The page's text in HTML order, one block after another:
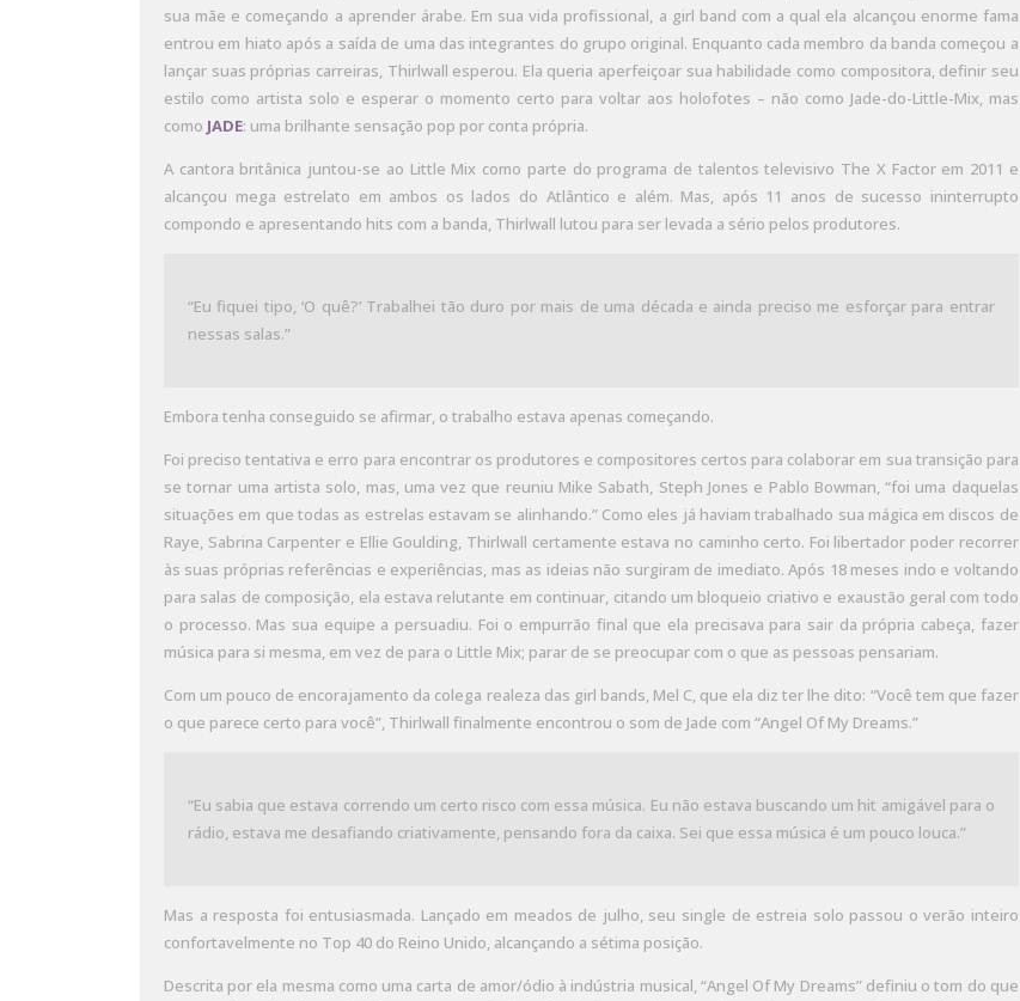
sua mãe e começando a aprender árabe. Em sua vida profissional, a girl band com a qual ela alcançou enorme fama
entrou em hiato após a saída de uma das integrantes do grupo original. Enquanto cada membro da banda começou a
lançar suas próprias carreiras, Thirlwall esperou. Ela queria aperfeiçoar sua habilidade como compositora, definir seu
estilo como artista solo e esperar o momento certo para voltar aos holofotes – não como Jade-do-Little-Mix, mas
como JADE: uma brilhante sensação pop por conta própria.
A cantora britânica juntou-se ao Little Mix como parte do programa de talentos televisivo The X Factor em 2011 e
alcançou mega estrelato em ambos os lados do Atlântico e além. Mas, após 11 anos de sucesso ininterrupto
compondo e apresentando hits com a banda, Thirlwall lutou para ser levada a sério pelos produtores.
“Eu fiquei tipo, ‘O quê?’ Trabalhei tão duro por mais de uma década e ainda preciso me esforçar para entrar
nessas salas.”
Embora tenha conseguido se afirmar, o trabalho estava apenas começando.
Foi preciso tentativa e erro para encontrar os produtores e compositores certos para colaborar em sua transição para
se tornar uma artista solo, mas, uma vez que reuniu Mike Sabath, Steph Jones e Pablo Bowman, “foi uma daquelas
situações em que todas as estrelas estavam se alinhando.” Como eles já haviam trabalhado sua mágica em discos de
Raye, Sabrina Carpenter e Ellie Goulding, Thirlwall certamente estava no caminho certo. Foi libertador poder recorrer
às suas próprias referências e experiências, mas as ideias não surgiram de imediato. Após 18 meses indo e voltando
para salas de composição, ela estava relutante em continuar, citando um bloqueio criativo e exaustão geral com todo
o processo. Mas sua equipe a persuadiu. Foi o empurrão final que ela precisava para sair da própria cabeça, fazer
música para si mesma, em vez de para o Little Mix; parar de se preocupar com o que as pessoas pensariam.
Com um pouco de encorajamento da colega realeza das girl bands, Mel C, que ela diz ter lhe dito: “Você tem que fazer
o que parece certo para você”, Thirlwall finalmente encontrou o som de Jade com “Angel Of My Dreams.”
“Eu sabia que estava correndo um certo risco com essa música. Eu não estava buscando um hit amigável para o
rádio, estava me desafiando criativamente, pensando fora da caixa. Sei que essa música é um pouco louca.”
Mas a resposta foi entusiasmada. Lançado em meados de julho, seu single de estreia solo passou o verão inteiro
confortavelmente no Top 40 do Reino Unido, alcançando a sétima posição.
Descrita por ela mesma como uma carta de amor/ódio à indústria musical, “Angel Of My Dreams” definiu o tom do que